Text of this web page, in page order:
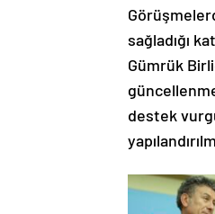
sağladığı
Gümrük
destek